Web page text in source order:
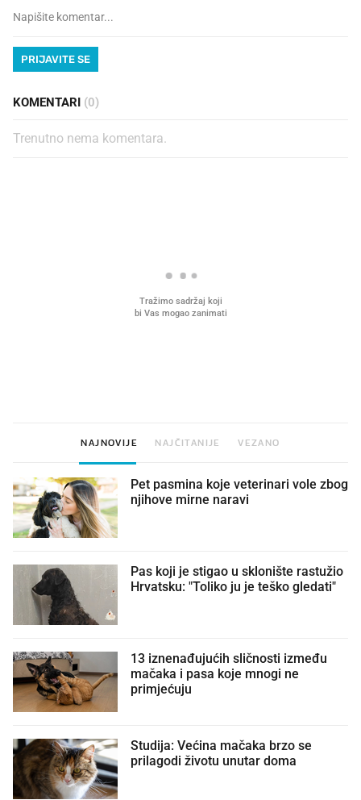
PRIJAVITE SE
KOMENTARI (0)
Trenutno nema komentara.
NAJNOVIJE NAJČITANIJE VEZANO
Pet pasmina koje veterinari vole zbog
njihove mirne naravi
Pas koji je stigao u sklonište rastužio
Hrvatsku: "Toliko ju je teško gledati"
13 iznenađujućih sličnosti između
mačaka i pasa koje mnogi ne
primjećuju
Studija: Većina mačaka brzo se
prilagodi životu unutar doma